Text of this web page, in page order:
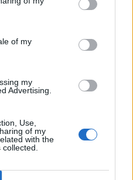
of my
my
Advertising.
Use,
of my
with the
rajone: įtariama,